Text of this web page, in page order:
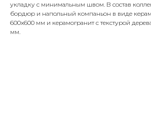
укладку с минимальным швом. В состав
бордюр и напольный компаньон в виде
600x600 мм и керамогранит с текстурой
мм.